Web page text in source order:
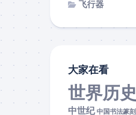
飞行器
大家在看
世界历史
中世纪 中国书法篆刻